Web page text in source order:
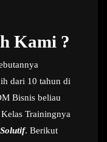
Kami ?
dari 10 tahun di
Bisnis beliau
Trainingnya
. Berikut